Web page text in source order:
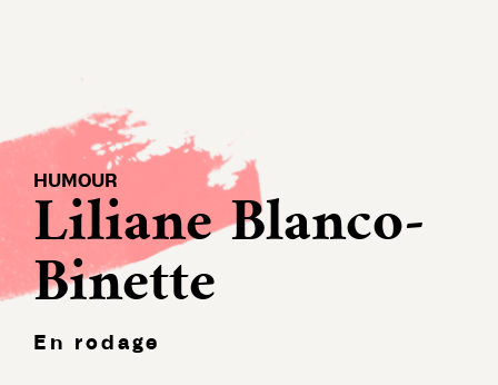
HUMOUR
Liliane Blanco-
Binette
En rodage